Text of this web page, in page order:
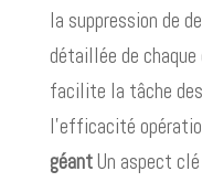
la suppression de
détaillée de
facilite la tâche
l’efficacité
géantUn aspect